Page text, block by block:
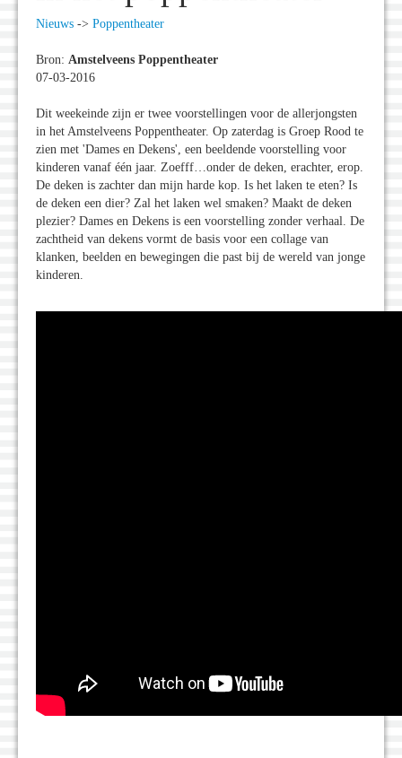
Nieuws -> Poppentheater
Bron: Amstelveens Poppentheater
07-03-2016
Dit weekeinde zijn er twee voorstellingen voor de allerjongsten
in het Amstelveens Poppentheater. Op zaterdag is Groep Rood te
zien met 'Dames en Dekens', een beeldende voorstelling voor
kinderen vanaf één jaar. Zoefff…onder de deken, erachter, erop.
De deken is zachter dan mijn harde kop. Is het laken te eten? Is
de deken een dier? Zal het laken wel smaken? Maakt de deken
plezier? Dames en Dekens is een voorstelling zonder verhaal. De
zachtheid van dekens vormt de basis voor een collage van
klanken, beelden en bewegingen die past bij de wereld van jonge
kinderen.